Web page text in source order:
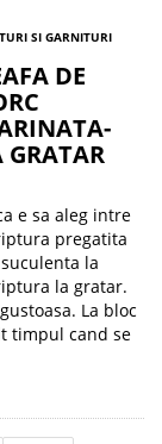
SI GARNITURI
DE
GRATAR
e sa aleg intre
pregatita
la
la gratar.
La bloc
timpul cand se